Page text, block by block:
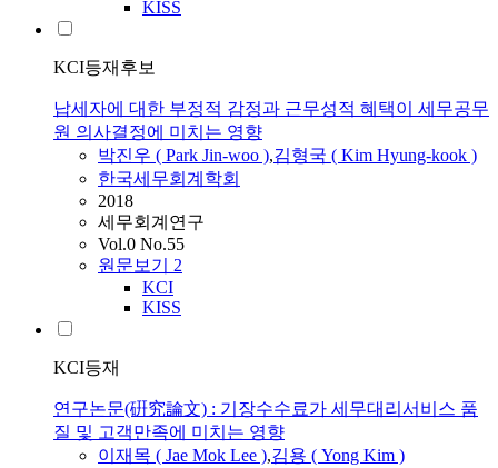
KISS
KCI등재후보
납세자에 대한 부정적 감정과 근무성적 혜택이 세무공무
원 의사결정에 미치는 영향
박진우 ( Park Jin-woo ),김형국 ( Kim Hyung-kook )
한국세무회계학회
2018
세무회계연구
Vol.0 No.55
원문보기 2
KCI
KISS
KCI등재
연구논문(硏究論文) : 기장수수료가 세무대리서비스 품
질 및 고객만족에 미치는 영향
이재목 ( Jae Mok Lee ),김용 ( Yong Kim )